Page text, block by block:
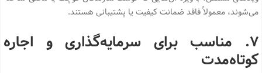
می‌شوند، معمولاً فاقد ضمانت کیفیت یا پشتیبانی هستند.
۷. مناسب برای سرمایه‌گذاری و اجاره
کوتاه‌مدت